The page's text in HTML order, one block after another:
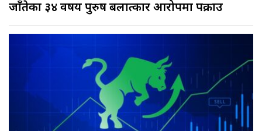
जाँतेका ३४ वर्षीय पुरुष बलात्कार आरोपमा पक्राउ